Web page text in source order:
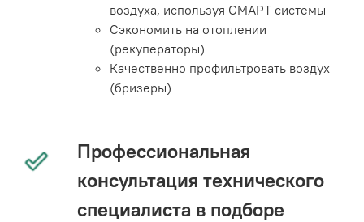
воздуха, используя СМАРТ системы
Сэкономить на отоплении
(рекуператоры)
Качественно профильтровать воздух
(бризеры)
Профессиональная
консультация технического
специалиста в подборе